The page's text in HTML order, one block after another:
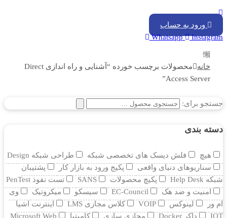
ورود به حساب
Whatsapp
Instagram
خانه
محصولات برچسب خورده “آشنایی و راه اندازی Direct
Access Server”
جستجو برای:
دسته بندی
هیچ فلش دیسک های تخصصی شبکه
طراحی شبکه Design
سناریوهای دنیای واقعی
پکیج ورود به بازار کار
پشتیبان
شبکه Help Desk
پکیچ محصولات SANS
تست نفوذ PenTest
امنیت و ضد هک
EC-Council سیسکو میکروتیک
وی
ام ور
لینوکس VOIP کلاس مجازی LMS
اینترنت اشیا
IOT
داکر Docker مجازی سازی کامپتیا
Microsoft Web